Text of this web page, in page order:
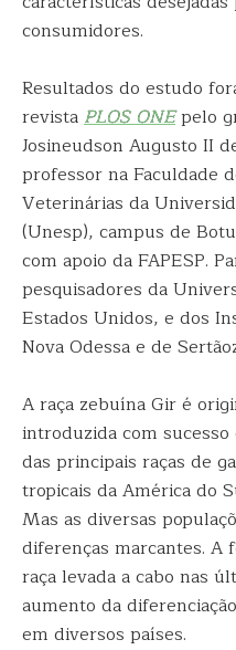
consumidores.
Resultados do estudo
revistaPLOS ONEpelo
Josineudson Augusto II
professor na Faculdade
Veterinárias da
(Unesp), campus de
com apoio da FAPESP.
pesquisadores da
Estados Unidos, e dos
Nova Odessa e de
A raça zebuína Gir é
introduzida com
das principais raças de
tropicais da América do
Mas as diversas
diferenças marcantes. A
raça levada a cabo nas
aumento da
em diversos países.